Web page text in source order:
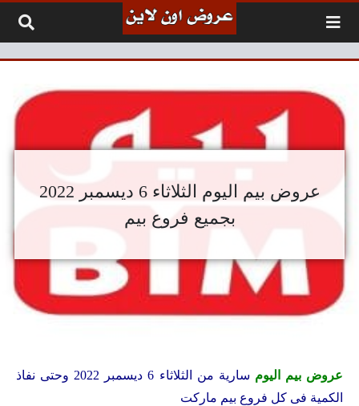
عروض بيم اليوم الثلاثاء 6 ديسمبر 2022
بجميع فروع بيم
عروض بيم اليوم
سارية من الثلاثاء 6 ديسمبر 2022 وحتى نفاذ
الكمية فى كل فروع بيم ماركت